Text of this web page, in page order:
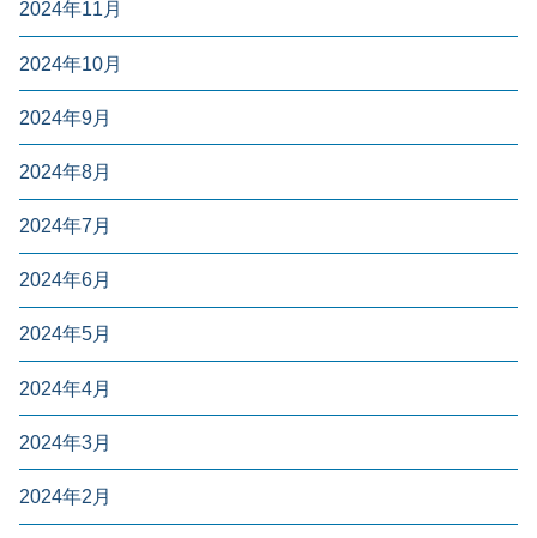
2024年11月
2024年10月
2024年9月
2024年8月
2024年7月
2024年6月
2024年5月
2024年4月
2024年3月
2024年2月